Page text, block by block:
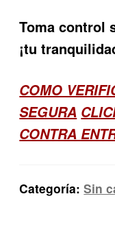
Toma control
¡tu
COMO
SEGURA
CONTRA
Categoría:Sin